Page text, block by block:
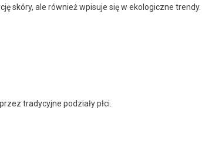
skóry, ale również wpisuje się w ekologiczne trendy.
tradycyjne podziały płci.